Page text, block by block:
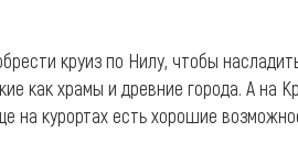
круиз по Нилу, чтобы
как храмы и древние города. А на
на курортах есть хорошие